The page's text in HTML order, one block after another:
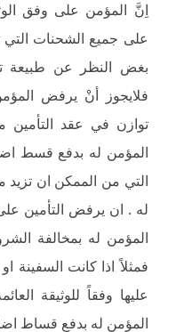
اِنَّ المؤمن على وفق
على جميع الشحنات التي
فلايجوز أنْ يرفض
توازن في عقد التأمين
المؤمن له بدفع قسط
التي من الممكن ان تزيد
له . ان يرفض التأمين
المؤمن له بمخالفة
فمثلاً اذا كانت السفينة
عليها وفقاً للوثيقة
المؤمن له بدفع قساط